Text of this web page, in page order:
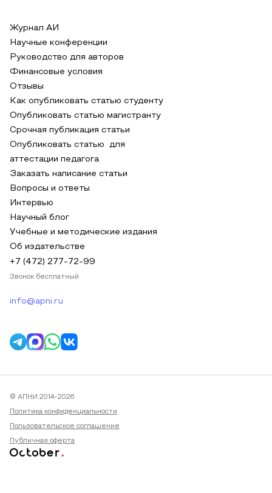
Журнал АИ
Научные конференции
Руководство для авторов
Финансовые условия
Отзывы
Как опубликовать статью студенту
Опубликовать статью магистранту
Срочная публикация статьи
Опубликовать статью для
аттестации педагога
Заказать написание статьи
Вопросы и ответы
Интервью
Научный блог
Учебные и методические издания
Об издательстве
+7 (472) 277-72-99
Звонок бесплатный
info@apni.ru
© АПНИ 2014-2026
Политика конфиденциальности
Пользовательское соглашение
Публичная оферта